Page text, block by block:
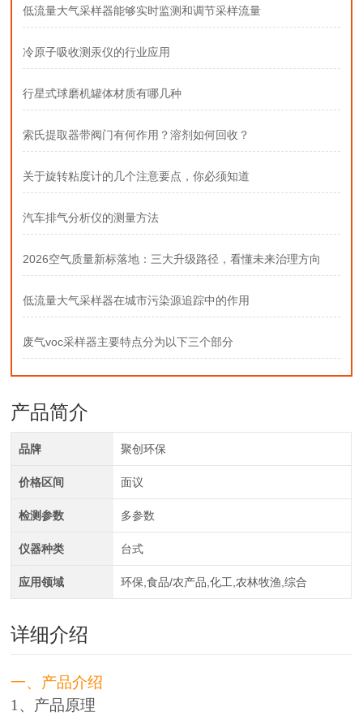
低流量大气采样器能够实时监测和调节采样流量
冷原子吸收测汞仪的行业应用
行星式球磨机罐体材质有哪几种
索氏提取器带阀门有何作用？溶剂如何回收？
关于旋转粘度计的几个注意要点，你必须知道
汽车排气分析仪的测量方法
2026空气质量新标落地：三大升级路径，看懂未来治理方向
低流量大气采样器在城市污染源追踪中的作用
废气voc采样器主要特点分为以下三个部分
产品简介
品牌 聚创环保
价格区间 面议
检测参数 多参数
仪器种类 台式
应用领域 环保,食品/农产品,化工,农林牧渔,综合
详细介绍
一、产品介绍
1、产品原理